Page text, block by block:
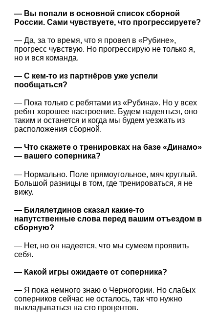
— Вы попали в основной список сборной
России. Сами чувствуете, что прогрессируете?
— Да, за то время, что я провел в «Рубине»,
прогресс чувствую. Но прогрессирую не только я,
но и вся команда.
— С кем-то из партнёров уже успели
пообщаться?
— Пока только с ребятами из «Рубина». Но у всех
ребят хорошее настроение. Будем надеяться, оно
таким и останется и когда мы будем уезжать из
расположения сборной.
— Что скажете о тренировках на базе «Динамо»
— вашего соперника?
— Нормально. Поле прямоугольное, мяч круглый.
Большой разницы в том, где тренироваться, я не
вижу.
— Билялетдинов сказал какие-то
напутственные слова перед вашим отъездом в
сборную?
— Нет, но он надеется, что мы сумеем проявить
себя.
— Какой игры ожидаете от соперника?
— Я пока немного знаю о Черногории. Но слабых
соперников сейчас не осталось, так что нужно
выкладываться на сто процентов.